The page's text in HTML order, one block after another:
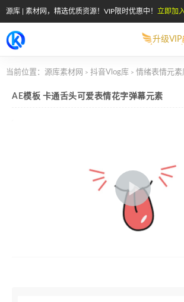
源库 | 素材网，精选优质资源！VIP限时优惠中！ 立即加
升级VIP
当前位置： 源库素材网 > 抖音Vlog库 > 情绪表情元素
AE模板 卡通舌头可爱表情花字弹幕元素